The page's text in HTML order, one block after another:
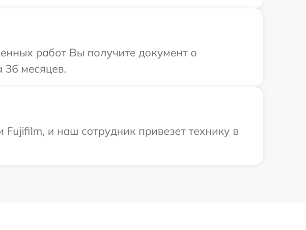
работ Вы получите документ о
36 месяцев.
и наш сотрудник привезет технику в